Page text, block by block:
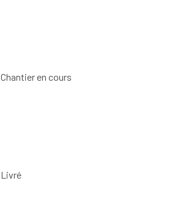
Chantier en cours
Livré